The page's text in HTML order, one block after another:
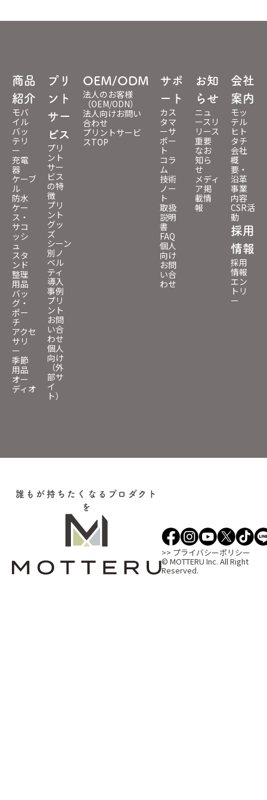
商品
紹介
モバ
イル
バッ
テリ
ー
充電
器
ケーブ
ル
防水
ケー
ス・
サコ
ッシ
ュ
スタ
ンド
整理
用品
バッ
グ・
ポー
チ
アクセ
サリ
ー
季節
用品
オー
ディオ
プリ
ント
サー
ビス
プリ
ント
サー
ビス
の特
徴
プリ
ント
グッ
ズ
シーン
別ノ
ベル
ティ
導入
事例
プリ
ント
お問
い合
わせ
個人
向け
（外
部サ
イ
ト）
OEM/ODM
法人のお客様
（OEM/ODN）
法人向けお問い
合わせ
プリントサービ
スTOP
サポ
ート
カス
タマ
ーサ
ポー
ト
コラ
ム
技術
ノー
ト
取扱
説明
書
FAQ
個人
向け
お問
い合
わせ
お知
らせ
ニュ
ースリ
リース
重要
なお
知ら
せ
メディ
ア掲
載情
報
会社
案内
モッ
テル
ヒト
タチ
会社
概
要・
沿革
事業
内容
CSR活
動
採用
情報
採用
情報
エン
トリ
ー
誰もが持ちたくなるプロダクト
を
>> プライバシーポリシー
© MOTTERU Inc. All Right
Reserved.